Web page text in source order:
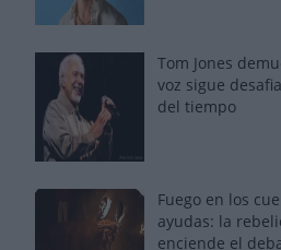
Tom Jones
voz sigue
del tiempo
Fuego en los
ayudas: la
enciende el